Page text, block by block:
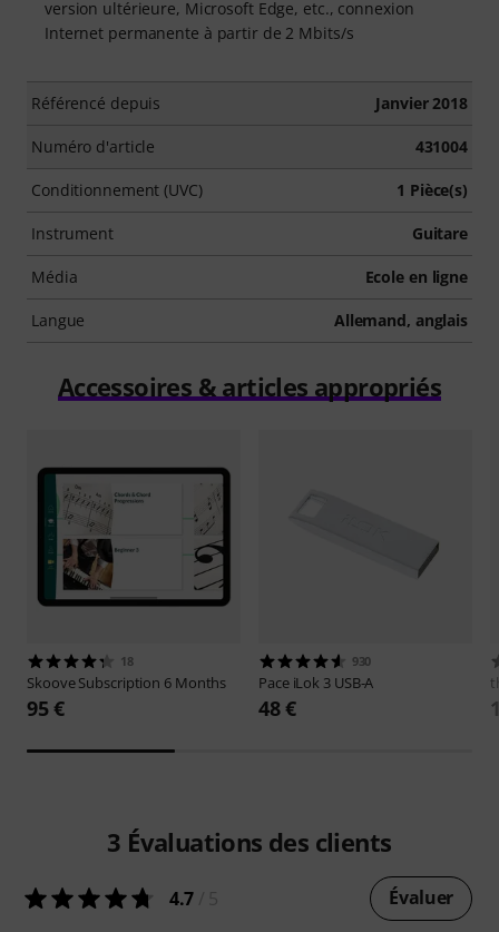
version ultérieure, Microsoft Edge, etc., connexion
Internet permanente à partir de 2 Mbits/s
Référencé depuis Janvier 2018
Numéro d'article 431004
Conditionnement (UVC) 1 Pièce(s)
Instrument Guitare
Média Ecole en ligne
Langue Allemand, anglais
Accessoires & articles appropriés
18
SkooveSubscription 6 Months
95 €
930
Pace iLok 3 USB-A
48 €
3 Évaluations des clients
4.7 Évaluer